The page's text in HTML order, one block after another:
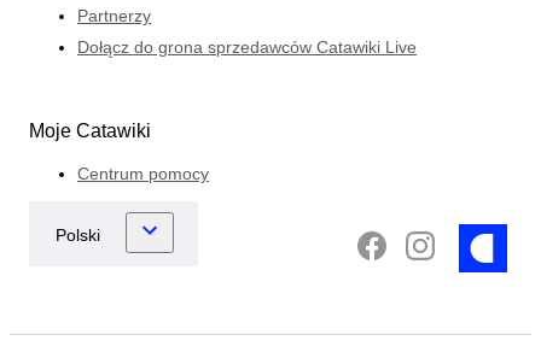
Partnerzy
Dołącz do grona sprzedawców Catawiki Live
Moje Catawiki
Centrum pomocy